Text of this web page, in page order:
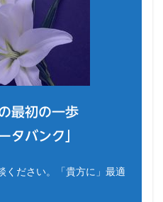
最初の一歩
タバンク」
ください。「貴方に」最適